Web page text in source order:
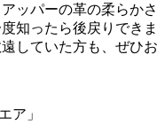
ッパーの革の柔らかさ
知ったら後戻りできま
していた方も、ぜひお
ア」